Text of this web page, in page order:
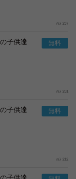
237
子供達
251
子供達
212